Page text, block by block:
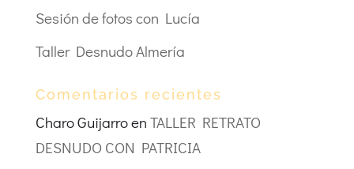
Sesión de fotos con Lucía
Taller Desnudo Almería
Comentarios recientes
Charo Guijarroen TALLER RETRATO
DESNUDO CON PATRICIA